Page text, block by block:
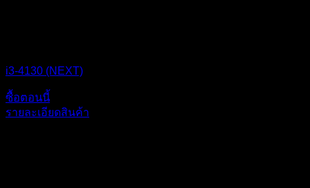
i3-4130 (NEXT)
ซื้อตอนนี้
รายละเอียดสินค้า